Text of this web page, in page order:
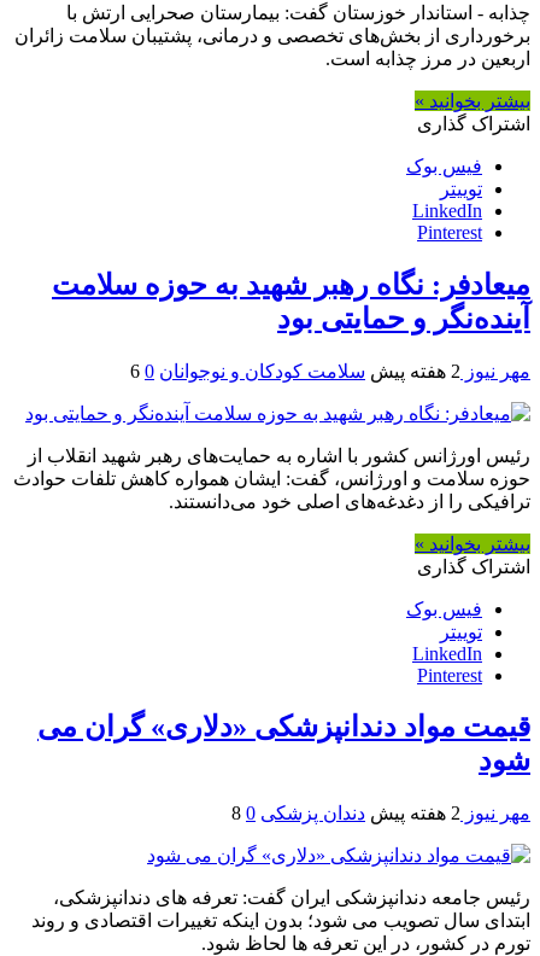
چذابه - استاندار خوزستان گفت: بیمارستان صحرایی ارتش با
برخورداری از بخش‌های تخصصی و درمانی، پشتیبان سلامت زائران
اربعین در مرز چذابه است.
بیشتر بخوانید »
اشتراک گذاری
فیس بوک
توییتر
LinkedIn
Pinterest
میعادفر: نگاه رهبر شهید به حوزه سلامت
آینده‌نگر و حمایتی بود
مهر نیوز 2 هفته پیش سلامت کودکان و نوجوانان 0
6
رئیس اورژانس کشور با اشاره به حمایت‌های رهبر شهید انقلاب از
حوزه سلامت و اورژانس، گفت: ایشان همواره کاهش تلفات حوادث
ترافیکی را از دغدغه‌های اصلی خود می‌دانستند.
بیشتر بخوانید »
اشتراک گذاری
فیس بوک
توییتر
LinkedIn
Pinterest
قیمت مواد دندانپزشکی «دلاری» گران می
شود
مهر نیوز 2 هفته پیش دندان پزشکی 0
8
رئیس جامعه دندانپزشکی ایران گفت: تعرفه های دندانپزشکی،
ابتدای سال تصویب می شود؛ بدون اینکه تغییرات اقتصادی و روند
تورم در کشور، در این تعرفه ها لحاظ شود.